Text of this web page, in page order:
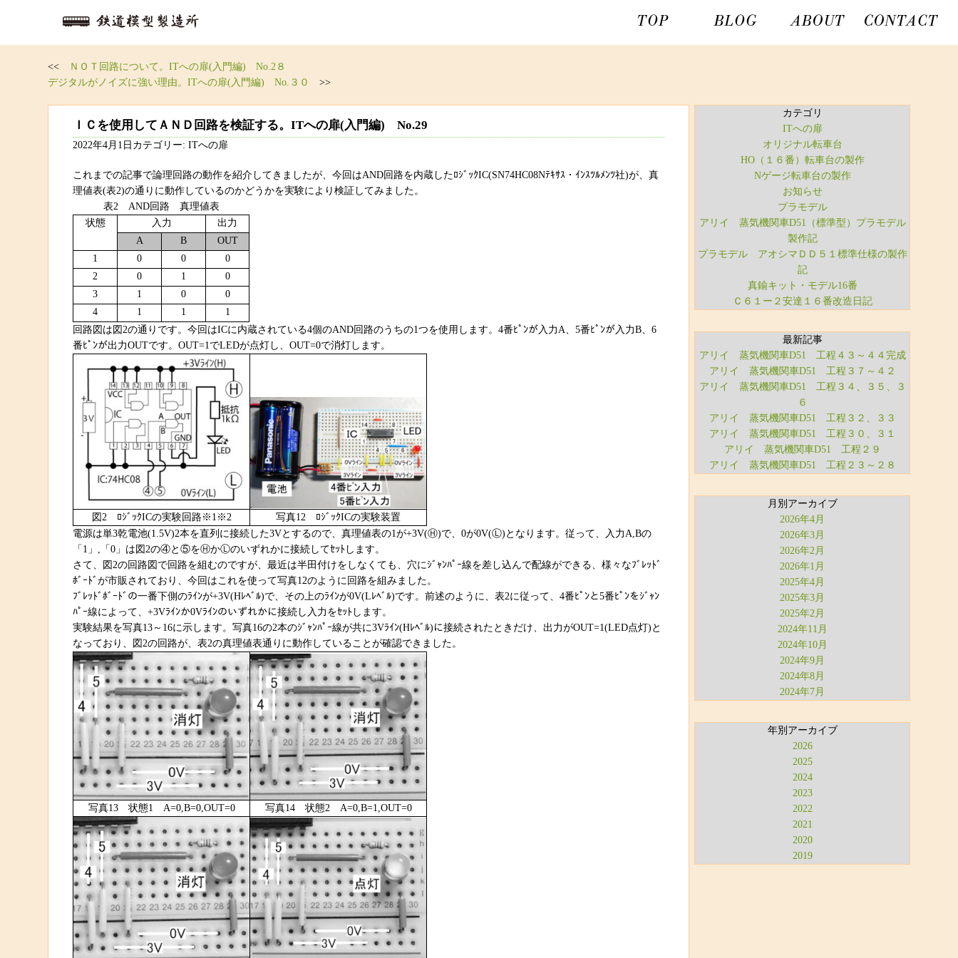
<<
ＮＯＴ回路について。ITへの扉(入門編) No.2８
デジタルがノイズに強い理由。ITへの扉(入門編) No.３０
>>
ＩＣを使用してＡＮＤ回路を検証する。ITへの扉(入門編) No.29
2022年4月1日カテゴリー: ITへの扉
これまでの記事で論理回路の動作を紹介してきましたが、今回はAND回路を内蔵したﾛｼﾞｯｸIC(SN74HC08Nﾃｷｻｽ・ｲﾝｽﾂﾙﾒﾝﾂ社)が、真
理値表(表2)の通りに動作しているのかどうかを実験により検証してみました。
表2 AND回路 真理値表
状態
入力
出力
A
B
OUT
1
0 0
0
2
0 1
0
3
1 0
0
4
1 1
1
回路図は図2の通りです。今回はICに内蔵されている4個のAND回路のうちの1つを使用します。4番ﾋﾟﾝが入力A、5番ﾋﾟﾝが入力B、6
番ﾋﾟﾝが出力OUTです。OUT=1でLEDが点灯し、OUT=0で消灯します。
図2 ﾛｼﾞｯｸICの実験回路※1※2
写真12 ﾛｼﾞｯｸICの実験装置
電源は単3乾電池(1.5V)2本を直列に接続した3Vとするので、真理値表の1が+3V(Ⓗ)で、0が0V(Ⓛ)となります。従って、入力A,Bの
「1」,「0」は図2の④と⑤をⒽかⓁのいずれかに接続してｾｯﾄします。
さて、図2の回路図で回路を組むのですが、最近は半田付けをしなくても、穴にｼﾞｬﾝﾊﾟｰ線を差し込んで配線ができる、様々なﾌﾞﾚｯﾄﾞ
ﾎﾞｰﾄﾞが市販されており、今回はこれを使って写真12のように回路を組みました。
ﾌﾞﾚｯﾄﾞﾎﾞｰﾄﾞの一番下側のﾗｲﾝが+3V(Hﾚﾍﾞﾙ)で、その上のﾗｲﾝが0V(Lﾚﾍﾞﾙ)です。前述のように、表2に従って、4番ﾋﾟﾝと5番ﾋﾟﾝをｼﾞｬﾝ
ﾊﾟｰ線によって、+3Vﾗｲﾝか0Vﾗｲﾝのいずれかに接続し入力をｾｯﾄします。
実験結果を写真13～16に示します。写真16の2本のｼﾞｬﾝﾊﾟｰ線が共に3Vﾗｲﾝ(Hﾚﾍﾞﾙ)に接続されたときだけ、出力がOUT=1(LED点灯)と
なっており、図2の回路が、表2の真理値表通りに動作していることが確認できました。
写真13 状態1 A=0,B=0,OUT=0 写真14 状態2 A=0,B=1,OUT=0
カテゴリ
ITへの扉
オリジナル転車台
HO（１６番）転車台の製作
Nゲージ転車台の製作
お知らせ
プラモデル
アリイ 蒸気機関車D51（標準型）プラモデル
製作記
プラモデル アオシマＤＤ５１標準仕様の製作
記
真鍮キット・モデル16番
Ｃ６１ー２安達１６番改造日記
最新記事
アリイ 蒸気機関車D51 工程４３～４４完成
アリイ 蒸気機関車D51 工程３７～４２
アリイ 蒸気機関車D51 工程３４、３５、３
６
アリイ 蒸気機関車D51 工程３２、３３
アリイ 蒸気機関車D51 工程３０、３１
アリイ 蒸気機関車D51 工程２９
アリイ 蒸気機関車D51 工程２３～２８
月別アーカイブ
2026年4月
2026年3月
2026年2月
2026年1月
2025年4月
2025年3月
2025年2月
2024年11月
2024年10月
2024年9月
2024年8月
2024年7月
年別アーカイブ
2026
2025
2024
2023
2022
2021
2020
2019